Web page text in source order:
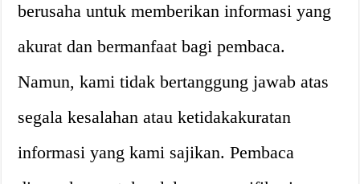
berusaha untuk memberikan informasi yang
akurat dan bermanfaat bagi pembaca.
Namun, kami tidak bertanggung jawab atas
segala kesalahan atau ketidakakuratan
informasi yang kami sajikan. Pembaca